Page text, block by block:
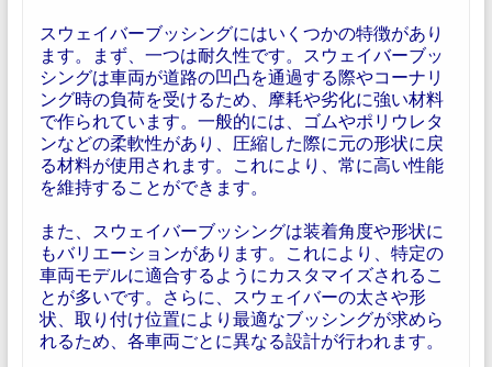
スウェイバーブッシングにはいくつかの特徴があり
ます。まず、一つは耐久性です。スウェイバーブッ
シングは車両が道路の凹凸を通過する際やコーナリ
ング時の負荷を受けるため、摩耗や劣化に強い材料
で作られています。一般的には、ゴムやポリウレタ
ンなどの柔軟性があり、圧縮した際に元の形状に戻
る材料が使用されます。これにより、常に高い性能
を維持することができます。
また、スウェイバーブッシングは装着角度や形状に
もバリエーションがあります。これにより、特定の
車両モデルに適合するようにカスタマイズされるこ
とが多いです。さらに、スウェイバーの太さや形
状、取り付け位置により最適なブッシングが求めら
れるため、各車両ごとに異なる設計が行われます。